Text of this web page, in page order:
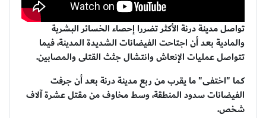
تواصل مدينة درنة الأكثر تضررا إحصاء الخسائر البشرية
والمادية بعد أن اجتاحت الفيضانات الشديدة المدينة، فيما
تتواصل عمليات الإنعاش وانتشال جثث القتلى والمصابين.
كما "اختفى" ما يقرب من ربع مدينة درنة بعد أن جرفت
الفيضانات سدود المنطقة، وسط مخاوف من مقتل عشرة آلاف
شخص.